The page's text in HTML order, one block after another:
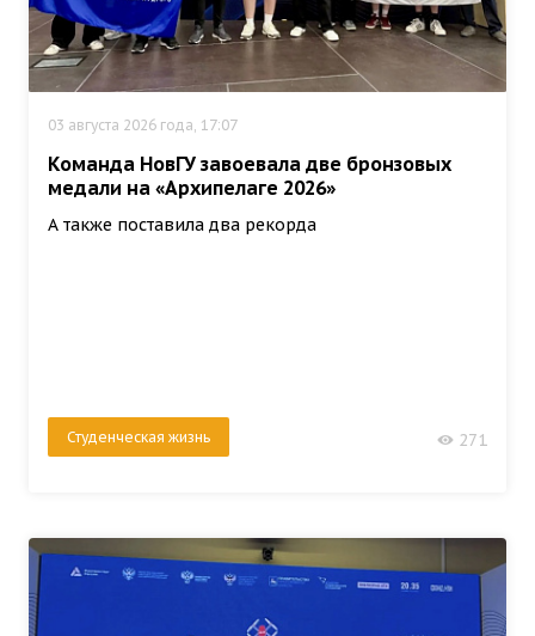
03 августа 2026 года, 17:07
Команда НовГУ завоевала две бронзовых
медали на «Архипелаге 2026»
А также поставила два рекорда
Студенческая жизнь 271